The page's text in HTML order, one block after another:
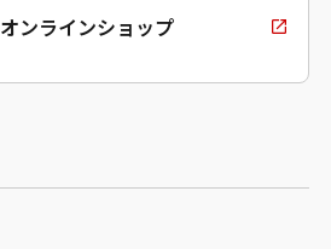
オンラインショップ